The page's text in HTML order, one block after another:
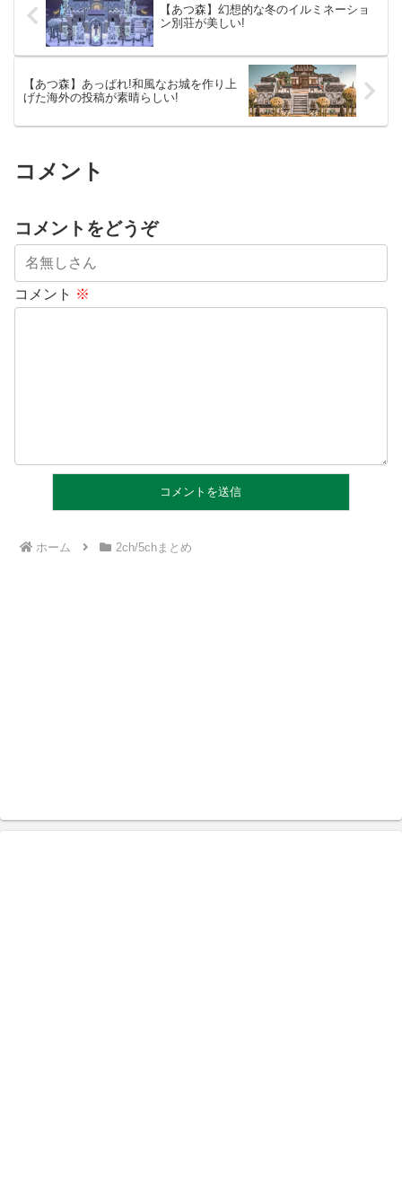
【あつ森】幻想的な冬のイルミネーショ
ン別荘が美しい!
【あつ森】あっぱれ!和風なお城を作り上
げた海外の投稿が素晴らしい!
コメント
コメントをどうぞ
コメント ※
ホーム 2ch/5chまとめ